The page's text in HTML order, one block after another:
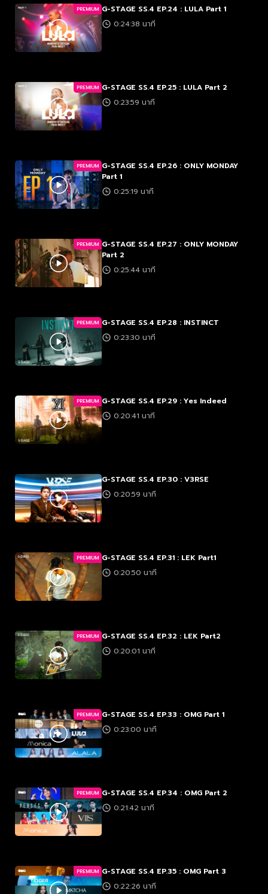
PREMIUM G-STAGE SS.4 EP.24 : LULA Part 1
0:24:38 นาที
PREMIUM G-STAGE SS.4 EP.25 : LULA Part 2
0:23:59 นาที
PREMIUM G-STAGE SS.4 EP.26 : ONLY MONDAY
Part 1
0:25:19 นาที
PREMIUM G-STAGE SS.4 EP.27 : ONLY MONDAY
Part 2
0:25:44 นาที
PREMIUM G-STAGE SS.4 EP.28 : INSTINCT
0:23:30 นาที
PREMIUM G-STAGE SS.4 EP.29 : Yes Indeed
0:20:41 นาที
G-STAGE SS.4 EP.30 : V3RSE
0:20:59 นาที
PREMIUM G-STAGE SS.4 EP.31 : LEK Part1
0:20:50 นาที
PREMIUM G-STAGE SS.4 EP.32 : LEK Part2
0:20:01 นาที
PREMIUM G-STAGE SS.4 EP.33 : OMG Part 1
0:23:00 นาที
PREMIUM G-STAGE SS.4 EP.34 : OMG Part 2
0:21:42 นาที
PREMIUM G-STAGE SS.4 EP.35 : OMG Part 3
0:22:26 นาที